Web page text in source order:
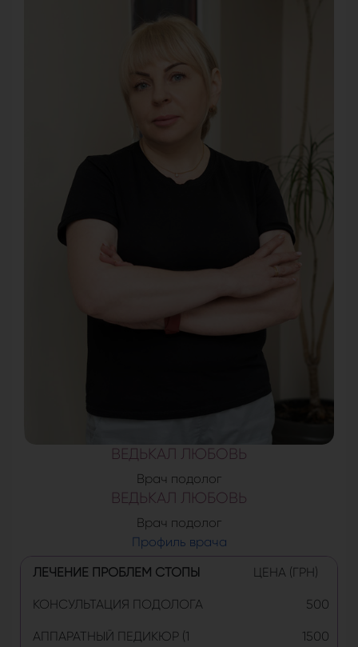
ВЕДЬКАЛ ЛЮБОВЬ
Врач подолог
ВЕДЬКАЛ ЛЮБОВЬ
Врач подолог
Профиль врача
ЛЕЧЕНИЕ ПРОБЛЕМ СТОПЫ
ЦЕНА (ГРН)
КОНСУЛЬТАЦИЯ ПОДОЛОГА 500
АППАРАТНЫЙ ПЕДИКЮР (1
1500